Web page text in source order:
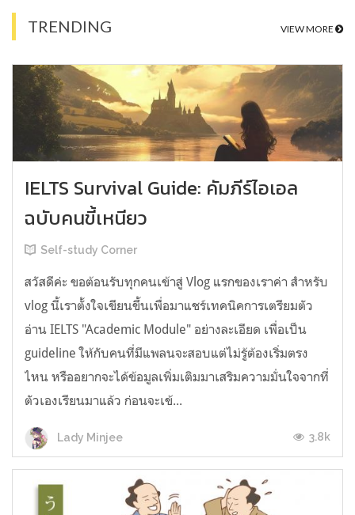
TRENDING VIEW MORE
IELTS Survival Guide: คัมภีร์ไอเอล
ฉบับคนขี้เหนียว
Self-study Corner
สวัสดีค่ะ ขอต้อนรับทุกคนเข้าสู่ Vlog แรกของเราค่า สำหรับ
vlog นี้เราตั้งใจเขียนขึ้นเพื่อมาแชร์เทคนิคการเตรียมตัว
อ่าน IELTS "Academic Module" อย่างละเอียด เพื่อเป็น
guideline ให้กับคนที่มีแพลนจะสอบแต่ไม่รู้ต้องเริ่มตรง
ไหน หรืออยากจะได้ข้อมูลเพิ่มเติมมาเสริมความมั่นใจจากที่
ตัวเองเรียนมาแล้ว ก่อนจะเข้...
Lady Minjee 3.8k